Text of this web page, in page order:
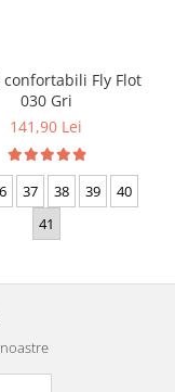
confortabili Fly Flot
030 Gri
141,90 Lei
37 38 39
40
41